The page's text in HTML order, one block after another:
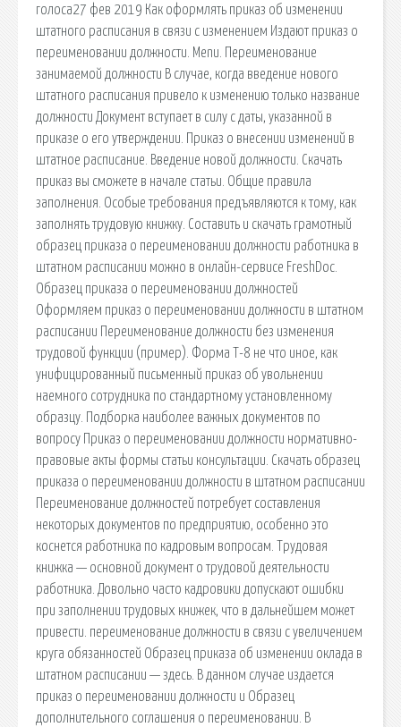
голоса27 фев 2019 Как оформлять приказ об изменении
штатного расписания в связи с изменением Издают приказ о
переименовании должности. Menu. Переименование
занимаемой должности В случае, когда введение нового
штатного расписания привело к изменению только название
должности Документ вступает в силу с даты, указанной в
приказе о его утверждении. Приказ о внесении изменений в
штатное расписание. Введение новой должности. Скачать
приказ вы сможете в начале статьи. Общие правила
заполнения. Особые требования предъявляются к тому, как
заполнять трудовую книжку. Составить и скачать грамотный
образец приказа о переименовании должности работника в
штатном расписании можно в онлайн-сервисе FreshDoc.
Образец приказа о переименовании должностей
Оформляем приказ о переименовании должности в штатном
расписании Переименование должности без изменения
трудовой функции (пример). Форма Т-8 не что иное, как
унифицированный письменный приказ об увольнении
наемного сотрудника по стандартному установленному
образцу. Подборка наиболее важных документов по
вопросу Приказ о переименовании должности нормативно-
правовые акты формы статьи консультации. Скачать образец
приказа о переименовании должности в штатном расписании
Переименование должностей потребует составления
некоторых документов по предприятию, особенно это
коснется работника по кадровым вопросам. Трудовая
книжка — основной документ о трудовой деятельности
работника. Довольно часто кадровики допускают ошибки
при заполнении трудовых книжек, что в дальнейшем может
привести. переименование должности в связи с увеличением
круга обязанностей Образец приказа об изменении оклада в
штатном расписании — здесь. В данном случае издается
приказ о переименовании должности и Образец
дополнительного соглашения о переименовании. В